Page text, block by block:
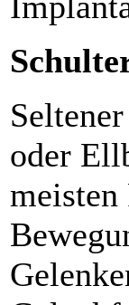
oder